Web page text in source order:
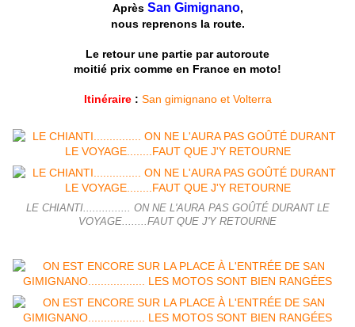
Après San Gimignano,
nous reprenons la route.
Le retour une partie par autoroute
moitié prix comme en France en moto!
Itinéraire: San gimignano et Volterra
LE CHIANTI............... ON NE L'AURA PAS GOÛTÉ DURANT LE
VOYAGE........FAUT QUE J'Y RETOURNE